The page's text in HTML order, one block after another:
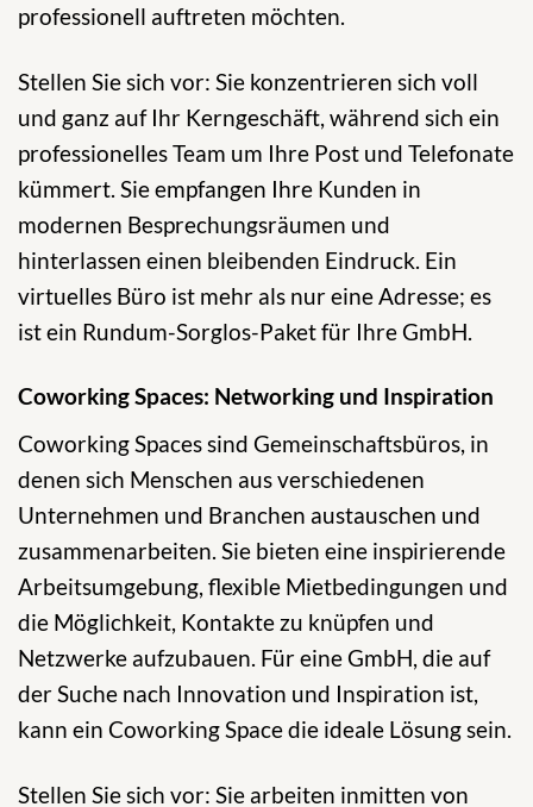
professionell auftreten möchten.
Stellen Sie sich vor: Sie konzentrieren sich voll
und ganz auf Ihr Kerngeschäft, während sich ein
professionelles Team um Ihre Post und Telefonate
kümmert. Sie empfangen Ihre Kunden in
modernen Besprechungsräumen und
hinterlassen einen bleibenden Eindruck. Ein
virtuelles Büro ist mehr als nur eine Adresse; es
ist ein Rundum-Sorglos-Paket für Ihre GmbH.
Coworking Spaces: Networking und Inspiration
Coworking Spaces sind Gemeinschaftsbüros, in
denen sich Menschen aus verschiedenen
Unternehmen und Branchen austauschen und
zusammenarbeiten. Sie bieten eine inspirierende
Arbeitsumgebung, flexible Mietbedingungen und
die Möglichkeit, Kontakte zu knüpfen und
Netzwerke aufzubauen. Für eine GmbH, die auf
der Suche nach Innovation und Inspiration ist,
kann ein Coworking Space die ideale Lösung sein.
Stellen Sie sich vor: Sie arbeiten inmitten von